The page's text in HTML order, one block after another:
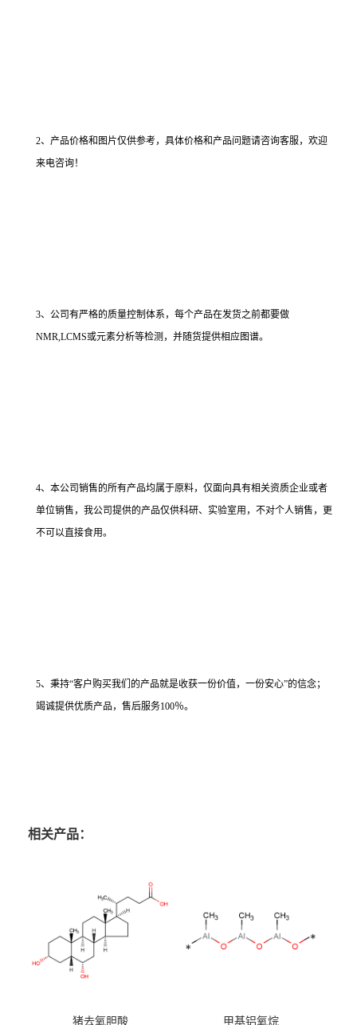
2、产品价格和图片仅供参考，具体价格和产品问题请咨询客服，欢迎
来电咨询！
3、公司有严格的质量控制体系，每个产品在发货之前都要做
NMR,LCMS或元素分析等检测，并随货提供相应图谱。
4、本公司销售的所有产品均属于原料，仅面向具有相关资质企业或者
单位销售，我公司提供的产品仅供科研、实验室用，不对个人销售，更
不可以直接食用。
5、秉持“客户购买我们的产品就是收获一份价值，一份安心”的信念；
竭诚提供优质产品，售后服务100％。
相关产品：
猪去氧胆酸 甲基铝氧烷